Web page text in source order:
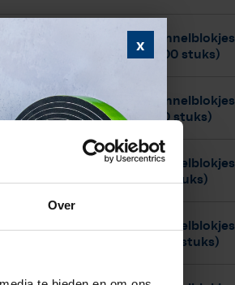
Over
- Kunststof tunnelblokjes
15 x 2 mm blauw (doos 1000 stuks)
- Kunststof tunnelblokjes
15 x 3 mm rood (doos 1000 stuks)
- Kunststof tunnelblokjes
15 x 4 mm geel (doos 1000 stuks)
- Kunststof tunnelblokjes
15 x 5 mm groen (doos 1000 stuks)
x